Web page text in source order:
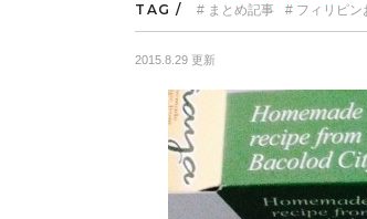
TAG / まとめ記事 フィリピン
2015.8.29 更新